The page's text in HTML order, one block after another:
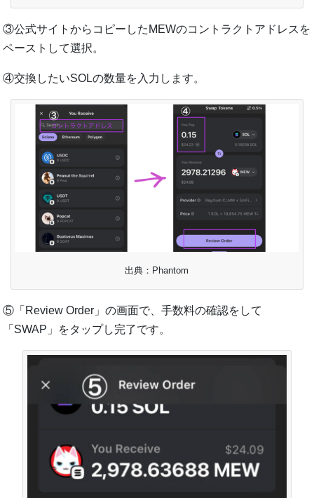
③公式サイトからコピーしたMEWのコントラクトアドレスを
ペーストして選択。
④交換したいSOLの数量を入力します。
出典：Phantom
⑤「Review Order」の画面で、手数料の確認をして
「SWAP」をタップし完了です。